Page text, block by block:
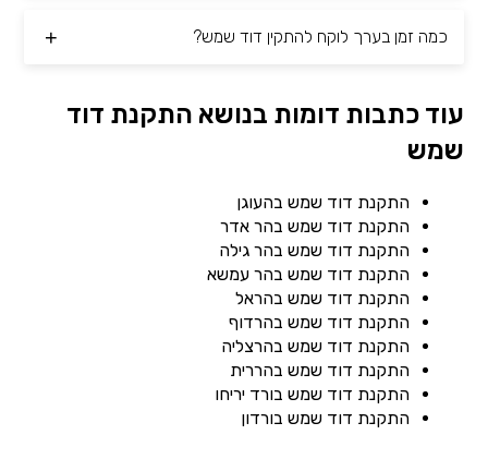
כמה זמן בערך לוקח להתקין דוד שמש?
עוד כתבות דומות בנושא התקנת דוד
שמש
התקנת דוד שמש בהעוגן
התקנת דוד שמש בהר אדר
התקנת דוד שמש בהר גילה
התקנת דוד שמש בהר עמשא
התקנת דוד שמש בהראל
התקנת דוד שמש בהרדוף
התקנת דוד שמש בהרצליה
התקנת דוד שמש בהררית
התקנת דוד שמש בורד יריחו
התקנת דוד שמש בורדון